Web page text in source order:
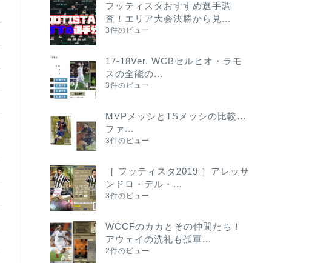
フッティスタおすすめ選手調
査！エリア大会決勝から見...
3件のビュー
17-18Ver. WCBセルヒオ・ラモ
スの全能の...
3件のビュー
MVPメッシとTSメッシの比較…
ファ...
3件のビュー
［ フッティスタ2019 ］アレッサ
ンドロ・デル・...
3件のビュー
WCCFのカカとその仲間たち！
アウェイの洗礼も孤軍...
2件のビュー